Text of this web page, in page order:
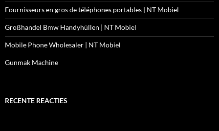
Fournisseurs en gros de téléphones portables | NT Mobiel
Großhandel Bmw Handyhüllen | NT Mobiel
Mobile Phone Wholesaler | NT Mobiel
Gunmak Machine
RECENTE REACTIES